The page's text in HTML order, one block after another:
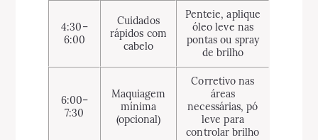
4:30–
6:00
Cuidados
rápidos com
cabelo
Penteie, aplique
óleo leve nas
pontas ou spray
de brilho
6:00–
7:30
Maquiagem
mínima
(opcional)
Corretivo nas
áreas
necessárias, pó
leve para
controlar brilho